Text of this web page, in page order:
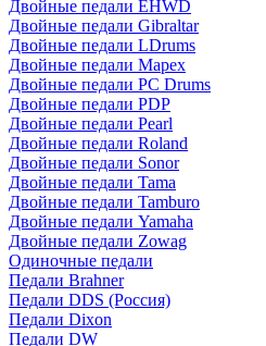
Двойные педали EHWD
Двойные педали Gibraltar
Двойные педали LDrums
Двойные педали Mapex
Двойные педали PC Drums
Двойные педали PDP
Двойные педали Pearl
Двойные педали Roland
Двойные педали Sonor
Двойные педали Tama
Двойные педали Tamburo
Двойные педали Yamaha
Двойные педали Zowag
Одиночные педали
Педали Brahner
Педали DDS (Россия)
Педали Dixon
Педали DW